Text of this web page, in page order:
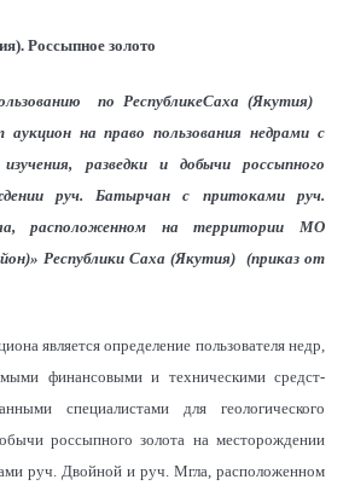
Россыпное золото
по РеспубликеСаха (Якутия)
аукцион на право пользования недрами с
изучения, разведки и добычи россыпного
руч. Батырчан с притоками руч.
расположенном на территории МО
Республики Саха (Якутия) (приказ от
является определение пользователя недр,
финансовыми и техническими средст-
специалистами для геологического
россыпного золота на месторождении
руч. Двойной и руч. Мгла, расположенном